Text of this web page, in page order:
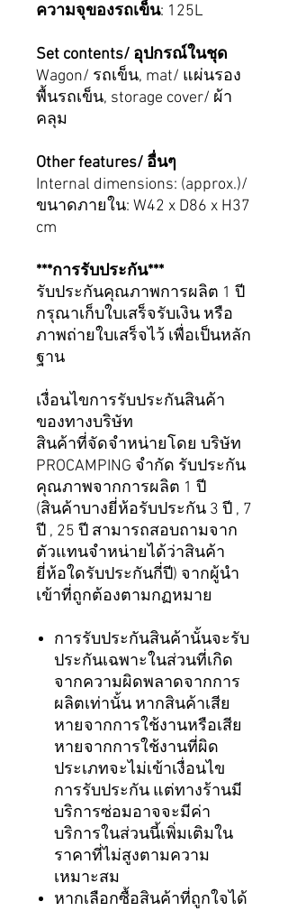
ความจุของรถเข็น: 125L
Set contents/ อุปกรณ์ในชุด
Wagon/ รถเข็น, mat/ แผ่นรอง
พื้นรถเข็น, storage cover/ ผ้า
คลุม
Other features/ อื่นๆ
Internal dimensions: (approx.)/
ขนาดภายใน: W42 x D86 x H37
cm
***การรับประกัน***
รับประกันคุณภาพการผลิต 1 ปี
กรุณาเก็บใบเสร็จรับเงิน หรือ
ภาพถ่ายใบเสร็จไว้ เพื่อเป็นหลัก
ฐาน
เงื่อนไขการรับประกันสินค้า
ของทางบริษัท
สินค้าที่จัดจำหน่ายโดย บริษัท
PROCAMPING จำกัด รับประกัน
คุณภาพจากการผลิต 1 ปี
(สินค้าบางยี่ห้อรับประกัน 3 ปี , 7
ปี , 25 ปี สามารถสอบถามจาก
ตัวแทนจำหน่ายได้ว่าสินค้า
ยี่ห้อใดรับประกันกี่ปี) จากผู้นำ
เข้าที่ถูกต้องตามกฏหมาย
การรับประกันสินค้านั้นจะรับ
ประกันเฉพาะในส่วนที่เกิด
จากความผิดพลาดจากการ
ผลิตเท่านั้น หากสินค้าเสีย
หายจากการใช้งานหรือเสีย
หายจากการใช้งานที่ผิด
ประเภทจะไม่เข้าเงื่อนไข
การรับประกัน แต่ทางร้านมี
บริการซ่อมอาจจะมีค่า
บริการในส่วนนี้เพิ่มเติมใน
ราคาที่ไม่สูงตามความ
เหมาะสม
หากเลือกซื้อสินค้าที่ถูกใจได้